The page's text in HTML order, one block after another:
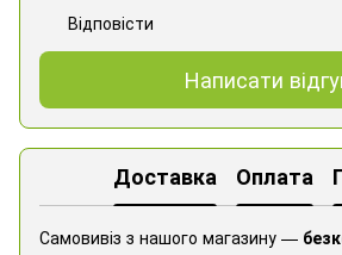
Відповісти
Написати
Доставка Оплата
Самовивіз з нашого магазину —